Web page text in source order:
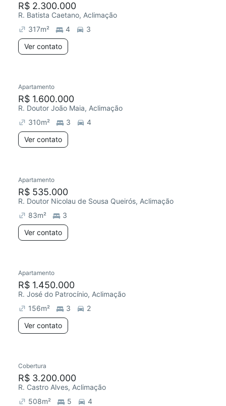
R$ 2.300.000
R. Batista Caetano, Aclimação
317m² 4
3
Ver contato
Apartamento
R$ 1.600.000
R. Doutor João Maia, Aclimação
310m² 3
4
Ver contato
Redecorar
Apartamento
R$ 535.000
R. Doutor Nicolau de Sousa Queirós, Aclimação
83m²
3
Ver contato
Redecorar
Apartamento
R$ 1.450.000
R. José do Patrocínio, Aclimação
156m² 3
2
Ver contato
Cobertura
R$ 3.200.000
R. Castro Alves, Aclimação
508m² 5
4